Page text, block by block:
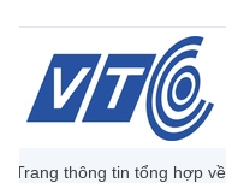
Trang thông tin tổng hợp về